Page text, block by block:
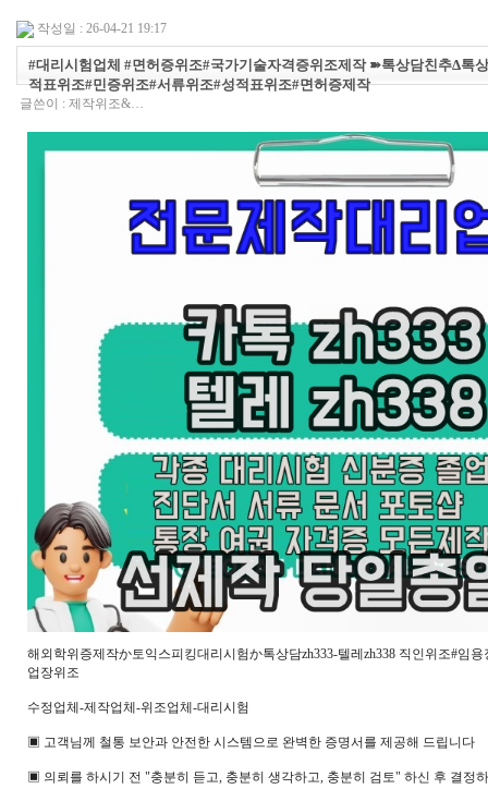
작성일 : 26-04-21 19:17
#대리시험업체 #면허증위조#국가기술자격증위조제작 ➽톡상담친추Δ톡
적표위조#민증위조#서류위조#성적표위조#면허증제작
글쓴이 : 제작위조&…
해외학위증제작か토익스피킹대리시험か톡상담zh333-텔레zh338 직인위조#임
업장위조
수정업체-제작업체-위조업체-대리시험
▣ 고객님께 철통 보안과 안전한 시스템으로 완벽한 증명서를 제공해 드립니다
▣ 의뢰를 하시기 전 "충분히 듣고, 충분히 생각하고, 충분히 검토" 하신 후 결